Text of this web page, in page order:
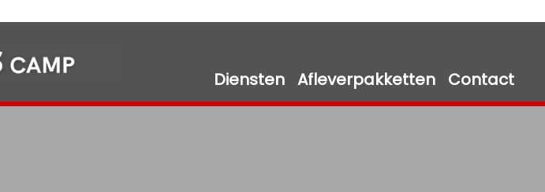
Diensten Afleverpakketten Contact